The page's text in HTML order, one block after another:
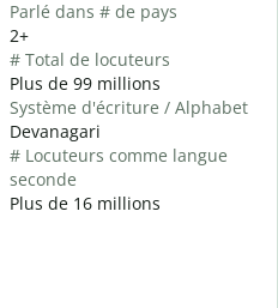
Parlé dans # de pays
2+
# Total de locuteurs
Plus de 99 millions
Système d'écriture / Alphabet
Devanagari
# Locuteurs comme langue
seconde
Plus de 16 millions